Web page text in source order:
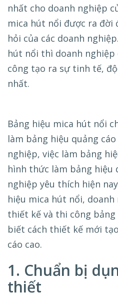
nhất cho doanh nghiệp
mica hút nổi được ra đời
hỏi của các doanh
hút nổi thì doanh
công tạo ra sự tinh tế,
nhất.
Bảng hiệu mica hút nổi
làm bảng hiệu quảng
nghiệp, việc làm bảng
hình thức làm bảng hiệu
nghiệp yêu thích hiện
hiệu mica hút nổi,
thiết kế và thi công bảng
biết cách thiết kế mới
cáo cao.
1. Chuẩn bị
thiết